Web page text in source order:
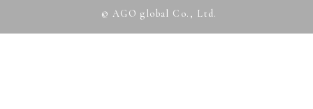
© AGO global Co., Ltd.